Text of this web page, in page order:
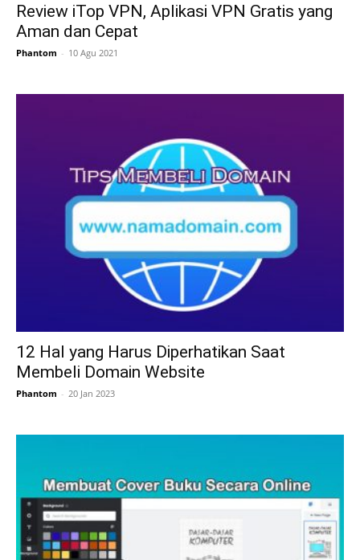
Review iTop VPN, Aplikasi VPN Gratis yang
Aman dan Cepat
Phantom - 10 Agu 2021
12 Hal yang Harus Diperhatikan Saat
Membeli Domain Website
Phantom - 20 Jan 2023